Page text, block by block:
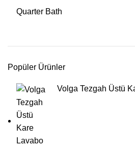
Quarter Bath
Popüler Ürünler
Volga Tezgah Üstü